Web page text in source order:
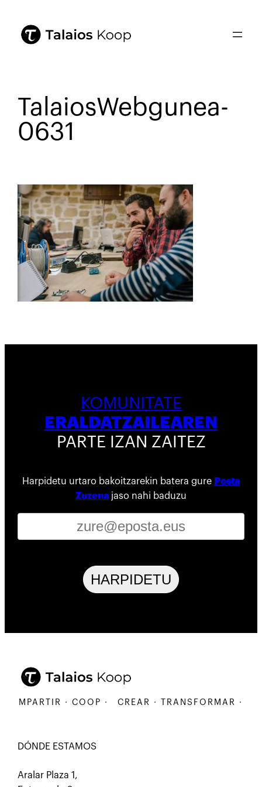
TalaiosWebgunea-
0631
KOMUNITATE
ERALDATZAILEAREN
PARTE IZAN ZAITEZ
Harpidetu urtaro bakoitzarekin batera gure Posta
Zuzena jaso nahi baduzu
HARPIDETU
· COOP · CREAR · TRANSFORMAR ·
DÓNDE ESTAMOS
Aralar Plaza 1,